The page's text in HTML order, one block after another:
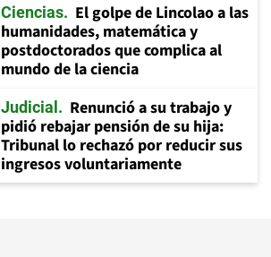
Ciencias
El golpe de Lincolao a las
humanidades, matemática y
postdoctorados que complica al
mundo de la ciencia
Judicial
Renunció a su trabajo y
pidió rebajar pensión de su hija:
Tribunal lo rechazó por reducir sus
ingresos voluntariamente